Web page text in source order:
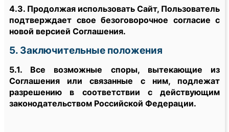
4.3. Продолжая использовать Сайт, Пользователь
подтверждает свое безоговорочное согласие с
новой версией Соглашения.
5. Заключительные положения
5.1. Все возможные споры, вытекающие из
Соглашения или связанные с ним, подлежат
разрешению в соответствии с действующим
законодательством Российской Федерации.